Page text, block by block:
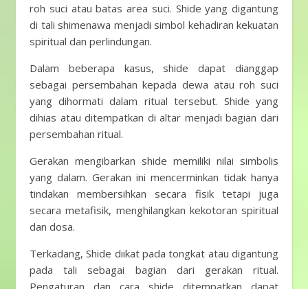
roh suci atau batas area suci. Shide yang digantung
di tali shimenawa menjadi simbol kehadiran kekuatan
spiritual dan perlindungan.
Dalam beberapa kasus, shide dapat dianggap
sebagai persembahan kepada dewa atau roh suci
yang dihormati dalam ritual tersebut. Shide yang
dihias atau ditempatkan di altar menjadi bagian dari
persembahan ritual.
Gerakan mengibarkan shide memiliki nilai simbolis
yang dalam. Gerakan ini mencerminkan tidak hanya
tindakan membersihkan secara fisik tetapi juga
secara metafisik, menghilangkan kekotoran spiritual
dan dosa.
Terkadang, Shide diikat pada tongkat atau digantung
pada tali sebagai bagian dari gerakan ritual.
Pengaturan dan cara shide ditempatkan dapat